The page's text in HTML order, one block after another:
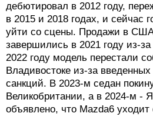
дебютировал в 2012 году,
в 2015 и 2018 годах, и сейчас
уйти со сцены. Продажи в
завершились в 2021 году из-за
2022 году модель перестали
Владивостоке из-за
санкций. В 2023-м седан
Великобритании, а в 2024-м -
объявлено, что Mazda6